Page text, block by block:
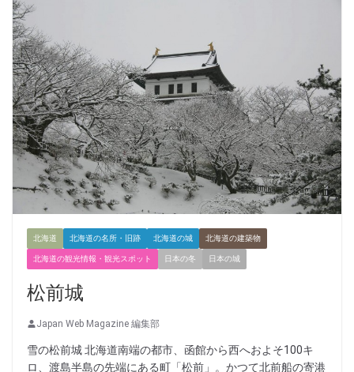
北海道 北海道の名所・旧跡 北海道の城 北海道の建築物
北海道の観光情報・観光スポット 日本の冬 日本の城
松前城
Japan Web Magazine 編集部
雪の松前城 北海道南端の都市、函館から西へおよそ100キ
ロ、渡島半島の先端にある町「松前」。かつて北前船の寄港